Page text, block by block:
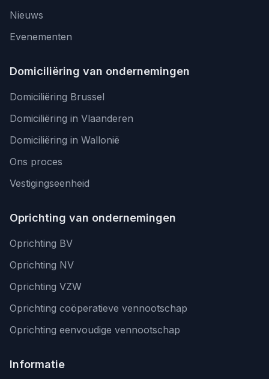
Nieuws
Evenementen
Domiciliëring van ondernemingen
Domiciliëring Brussel
Domiciliëring in Vlaanderen
Domiciliëring in Wallonië
Ons proces
Vestigingseenheid
Oprichting van ondernemingen
Oprichting BV
Oprichting NV
Oprichting VZW
Oprichting coöperatieve vennootschap
Oprichting eenvoudige vennootschap
Informatie